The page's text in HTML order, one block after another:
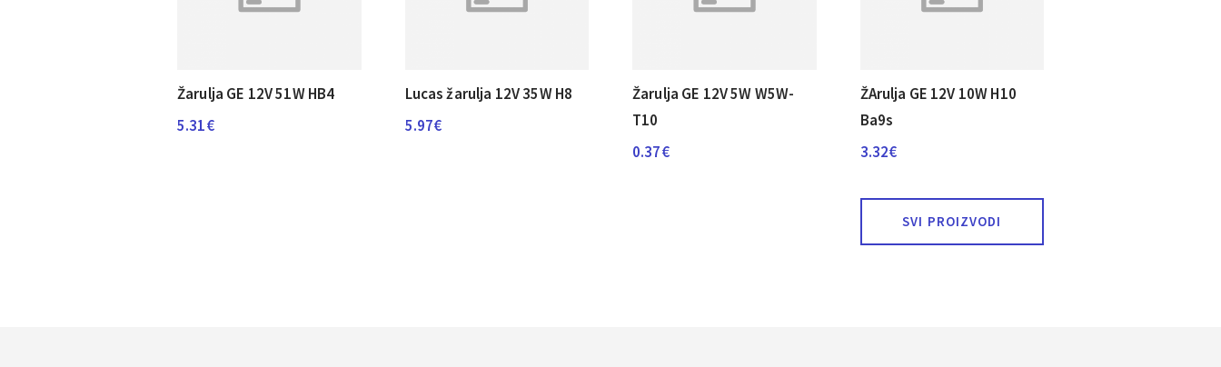
Žarulja GE 12V 51W HB4
5.31€
Lucas žarulja 12V 35W H8
5.97€
Žarulja GE 12V 5W W5W-
T10
0.37€
ŽArulja GE 12V 10W H10
Ba9s
3.32€
SVI PROIZVODI